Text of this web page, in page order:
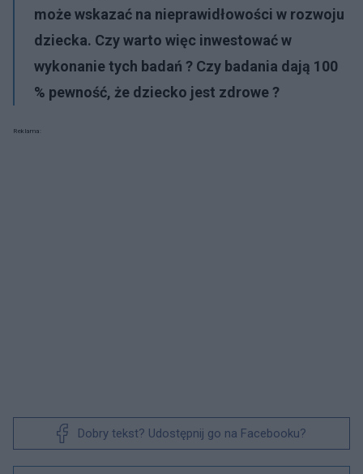
może wskazać na nieprawidłowości w rozwoju
dziecka. Czy warto więc inwestować w
wykonanie tych badań ? Czy badania dają 100
% pewność, że dziecko jest zdrowe ?
Reklama:
Dobry tekst? Udostępnij go na Facebooku?